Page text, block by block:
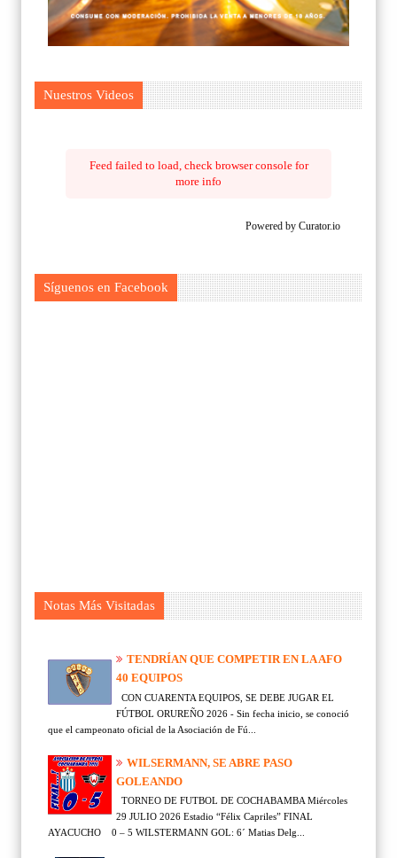
Nuestros Videos
Feed failed to load, check browser console for
more info
Powered by Curator.io
Síguenos en Facebook
Notas Más Visitadas
TENDRÍAN QUE COMPETIR EN LA AFO
40 EQUIPOS
CON CUARENTA EQUIPOS, SE DEBE JUGAR EL
FÚTBOL ORUREÑO 2026 - Sin fecha inicio, se conoció
que el campeonato oficial de la Asociación de Fú...
WILSERMANN, SE ABRE PASO
GOLEANDO
TORNEO DE FUTBOL DE COCHABAMBA Miércoles
29 JULIO 2026 Estadio “Félix Capriles” FINAL
AYACUCHO 0 – 5 WILSTERMANN GOL: 6´ Matias Delg...